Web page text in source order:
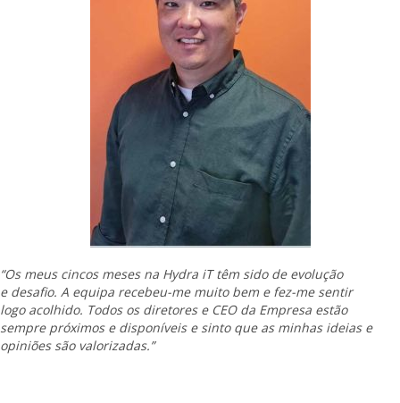
“Os meus cincos meses na Hydra iT têm sido de evolução
e desafio. A equipa recebeu-me muito bem e fez-me sentir
logo acolhido. Todos os diretores e CEO da Empresa estão
sempre próximos e disponíveis e sinto que as minhas ideias e
opiniões são valorizadas.”